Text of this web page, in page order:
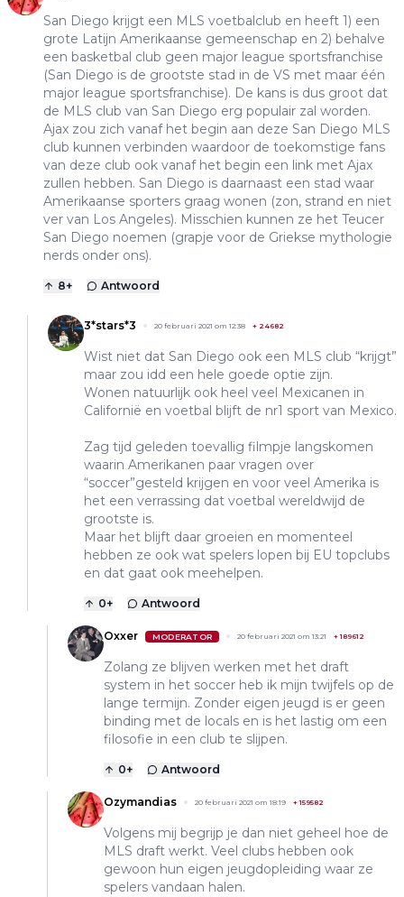
San Diego krijgt een MLS voetbalclub en heeft 1) een
grote Latijn Amerikaanse gemeenschap en 2) behalve
een basketbal club geen major league sportsfranchise
(San Diego is de grootste stad in de VS met maar één
major league sportsfranchise). De kans is dus groot dat
de MLS club van San Diego erg populair zal worden.
Ajax zou zich vanaf het begin aan deze San Diego MLS
club kunnen verbinden waardoor de toekomstige fans
van deze club ook vanaf het begin een link met Ajax
zullen hebben. San Diego is daarnaast een stad waar
Amerikaanse sporters graag wonen (zon, strand en niet
ver van Los Angeles). Misschien kunnen ze het Teucer
San Diego noemen (grapje voor de Griekse mythologie
nerds onder ons).
8+ Antwoord
3*stars*3 20 februari 2021 om 12:38 + 24682
Wist niet dat San Diego ook een MLS club “krijgt”
maar zou idd een hele goede optie zijn.
Wonen natuurlijk ook heel veel Mexicanen in
Californië en voetbal blijft de nr1 sport van Mexico.
Zag tijd geleden toevallig filmpje langskomen
waarin Amerikanen paar vragen over
“soccer”gesteld krijgen en voor veel Amerika is
het een verrassing dat voetbal wereldwijd de
grootste is.
Maar het blijft daar groeien en momenteel
hebben ze ook wat spelers lopen bij EU topclubs
en dat gaat ook meehelpen.
0+ Antwoord
Oxxer MODERATOR 20 februari 2021 om 13:21 +189612
Zolang ze blijven werken met het draft
system in het soccer heb ik mijn twijfels op de
lange termijn. Zonder eigen jeugd is er geen
binding met de locals en is het lastig om een
filosofie in een club te slijpen.
0+ Antwoord
Ozymandias 20 februari 2021 om 18:19 +159582
Volgens mij begrijp je dan niet geheel hoe de
MLS draft werkt. Veel clubs hebben ook
gewoon hun eigen jeugdopleiding waar ze
spelers vandaan halen.